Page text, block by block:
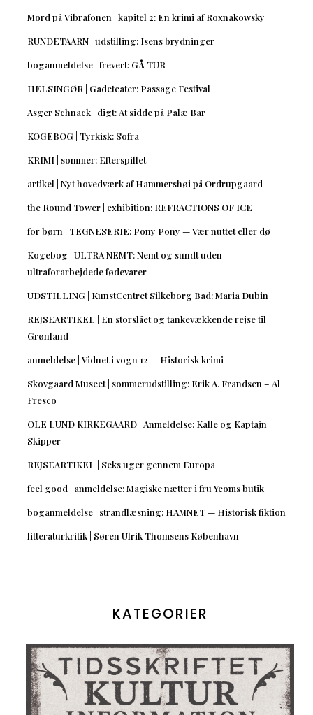
Mord på Vibrafonen | kapitel 2: En krimi af Roxnakowsky
RUNDETAARN | udstilling: Isens brydninger
boganmeldelse | frevert: GÅ TUR
HELSINGØR | Gadeteater: Passage Festival
Asger Schnack | digt: At sidde på Palæ Bar
KOGEBOG | Tyrkisk: Sofra
KRIMI | sommer: Efterspillet
artikel | Nyt hovedværk af Hammershøi på Ordrupgaard
the Round Tower | exhibition: REFRACTIONS OF ICE
for børn | TEGNESERIE: Pony Pony — Vær nuttet eller dø
Kogebog | ULTRA NEMT: Nemt og sundt uden
ultraforarbejdede fødevarer
UDSTILLING | KunstCentret Silkeborg Bad: Maria Dubin
REJSEARTIKEL | En storslået og tankevækkende rejse til
Grønland
anmeldelse | Vidnet i vogn 12 — Historisk krimi
Skovgaard Museet | sommerudstilling: Erik A. Frandsen – Al
Fresco
OLE LUND KIRKEGAARD | Anmeldelse: Kalle og Kaptajn
Skipper
REJSEARTIKEL | Seks uger gennem Europa
feel good | anmeldelse: Magiske nætter i fru Yeoms butik
boganmeldelse | strandlæsning: HAMNET — Historisk fiktion
litteraturkritik | Søren Ulrik Thomsens København
KATEGORIER